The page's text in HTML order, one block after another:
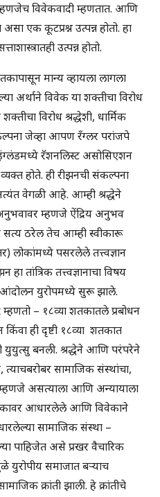
विवेकवादी म्हणतात. आणि
एक कूटप्रश्न उत्पन्न होतो. हा
उत्पन्न होतो.
मान्य व्हायला लागला
अर्थाने विवेक या शक्तीचा विरोध
विरोध श्रद्धेशी, धार्मिक
जेव्हा आपण रँग्लर परांजपे
रॅशनलिस्ट असोसिएशन
होते. ही रीझनची संकल्पना
वेगळी आहे. आम्ही श्रद्धेने
अनुभवावर म्हणजे ऐंद्रिय अनुभव
सत्य ठरेल तेच आम्ही स्वीकारू
लोकांमध्ये पसरलेले तत्त्वज्ञान
तत्त्वज्ञानाचा विषय
आंदोलन युरोपमध्ये सुरू झाले.
– १८व्या शतकातले प्रबोधन
किंवा ही दृष्टी १८व्या शतकात
युयुत्सु बनली. श्रद्धेने आणि परंपरेने
सामाजिक संस्थांचा,
असत्याला आणि अन्यायाला
आधारलेले आणि विवेकाने
सामाजिक संस्था –
पाहिजेत असे प्रखर वैचारिक
युरोपीय समाजात बऱ्याच
क्रांती झाली. हे क्रांतीचे